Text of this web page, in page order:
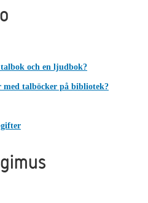
och en ljudbok?
talböcker på bibliotek?